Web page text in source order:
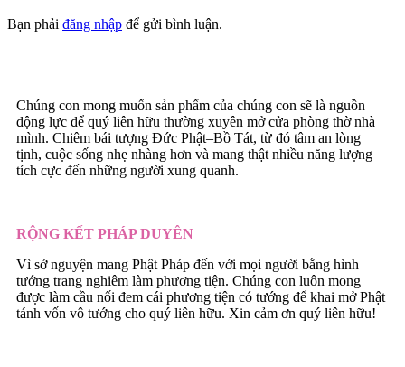
Bạn phải đăng nhập để gửi bình luận.
Chúng con mong muốn sản phẩm của chúng con sẽ là nguồn
động lực để quý liên hữu thường xuyên mở cửa phòng thờ nhà
mình. Chiêm bái tượng Đức Phật–Bồ Tát, từ đó tâm an lòng
tịnh, cuộc sống nhẹ nhàng hơn và mang thật nhiều năng lượng
tích cực đến những người xung quanh.
RỘNG KẾT PHÁP DUYÊN
Vì sở nguyện mang Phật Pháp đến với mọi người bằng hình
tướng trang nghiêm làm phương tiện. Chúng con luôn mong
được làm cầu nối đem cái phương tiện có tướng để khai mở Phật
tánh vốn vô tướng cho quý liên hữu. Xin cảm ơn quý liên hữu!